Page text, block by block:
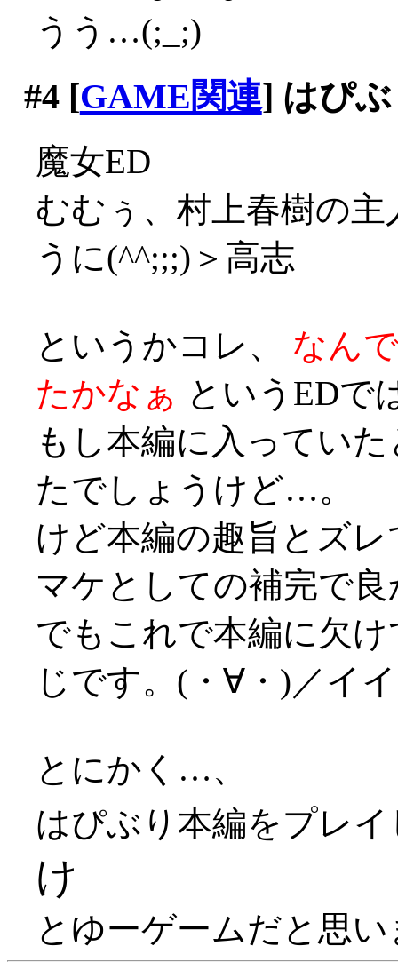
うう…(;_;)
#4[GAME関連] はぴ
魔女ED
むむぅ、村上春樹の
うに(^^;;;)＞高志
というかコレ、 なん
たかなぁ というEDで
もし本編に入ってい
たでしょうけど…。
けど本編の趣旨とズ
マケとしての補完で
でもこれで本編に欠
じです。(・∀・)／イ
とにかく…、
はぴぶり本編をプレ
け
とゆーゲームだと思